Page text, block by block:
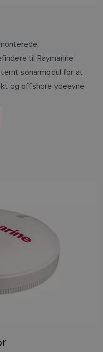
til Raymarine
sonarmodul for at
og offshore ydeevne